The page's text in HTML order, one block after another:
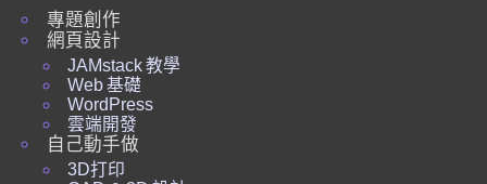
專題創作
網頁設計
JAMstack 教學
Web 基礎
WordPress
雲端開發
自己動手做
3D打印